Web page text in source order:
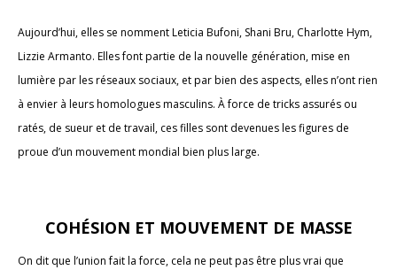
Aujourd’hui, elles se nomment Leticia Bufoni, Shani Bru, Charlotte Hym,
Lizzie Armanto. Elles font partie de la nouvelle génération, mise en
lumière par les réseaux sociaux, et par bien des aspects, elles n’ont rien
à envier à leurs homologues masculins. À force de tricks assurés ou
ratés, de sueur et de travail, ces filles sont devenues les figures de
proue d’un mouvement mondial bien plus large.
COHÉSION ET MOUVEMENT DE MASSE
On dit que l’union fait la force, cela ne peut pas être plus vrai que